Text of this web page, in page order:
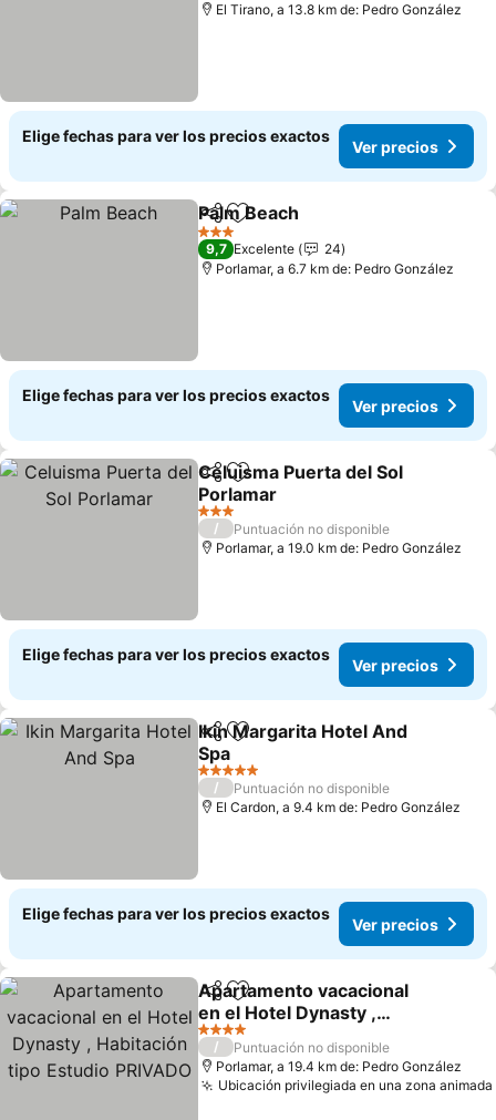
El Tirano, a 13.8 km de: Pedro González
Elige fechas para ver los precios exactos
Ver precios
CompartirAgregar a favoritos
Palm Beach
3 Estrellas
9,7 Excelente
24
Porlamar, a 6.7 km de: Pedro González
Elige fechas para ver los precios exactos
Ver precios
CompartirAgregar a favoritos
Celuisma Puerta del Sol
Porlamar
3 Estrellas
/
Puntuación no disponible
Porlamar, a 19.0 km de: Pedro González
Elige fechas para ver los precios exactos
Ver precios
CompartirAgregar a favoritos
Ikin Margarita Hotel And
Spa
5 Estrellas
/
Puntuación no disponible
El Cardon, a 9.4 km de: Pedro González
Elige fechas para ver los precios exactos
Ver precios
CompartirAgregar a favoritos
Apartamento vacacional
en el Hotel Dynasty ,
Habitación tipo Estudio
PRIVADO
4 Estrellas
/
Puntuación no disponible
Porlamar, a 19.4 km de: Pedro González
Ubicación privilegiada en una zona animada